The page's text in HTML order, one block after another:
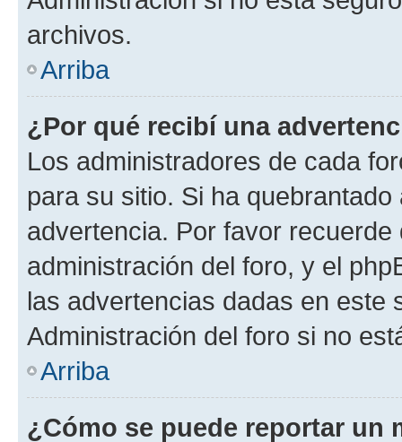
archivos.
Arriba
¿Por qué recibí una
Los administradores de cada
para su sitio. Si ha
advertencia. Por favor
administración del foro, y el
las advertencias dadas en este
Administración del foro si no
Arriba
¿Cómo se puede reportar un